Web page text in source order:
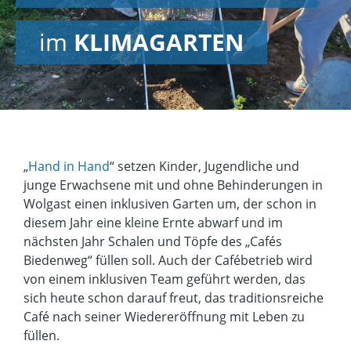
im KLIMAGARTEN
„Hand in Hand“ setzen Kinder, Jugendliche und
junge Erwachsene mit und ohne Behinderungen in
Wolgast einen inklusiven Garten um, der schon in
diesem Jahr eine kleine Ernte abwarf und im
nächsten Jahr Schalen und Töpfe des „Cafés
Biedenweg“ füllen soll. Auch der Cafébetrieb wird
von einem inklusiven Team geführt werden, das
sich heute schon darauf freut, das traditionsreiche
Café nach seiner Wiedereröffnung mit Leben zu
füllen.